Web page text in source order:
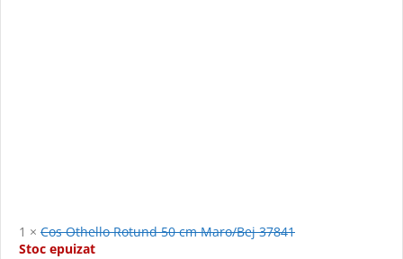
1 × Cos Othello Rotund 50 cm Maro/Bej 37841
Stoc epuizat